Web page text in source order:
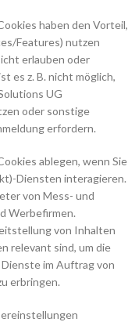
haben den Vorteil,
Features) nutzen
erlauben oder
es z. B. nicht möglich,
UG
oder sonstige
erfordern.
ablegen, wenn Sie
Diensten interagieren.
von Mess- und
Werbefirmen.
von Inhalten
relevant sind, um die
im Auftrag von
erbringen.